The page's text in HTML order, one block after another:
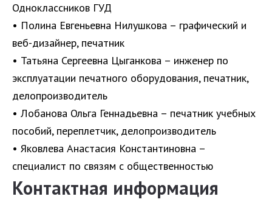
Одноклассников ГУД
• Полина Евгеньевна Нилушкова – графический и
веб-дизайнер, печатник
• Татьяна Сергеевна Цыганкова – инженер по
эксплуатации печатного оборудования, печатник,
делопроизводитель
• Лобанова Ольга Геннадьевна – печатник учебных
пособий, переплетчик, делопроизводитель
• Яковлева Анастасия Константиновна –
специалист по связям с общественностью
Контактная информация